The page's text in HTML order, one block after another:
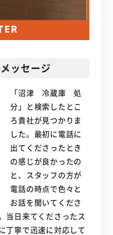
ッセージ
「沼津 冷蔵庫 処
分」と検索したとこ
ろ貴社が見つかりま
した。最初に電話に
出てくださったとき
の感じが良かったの
と、スタッフの方が
電話の時点で色々と
お話を聞いてくださ
当日来てくださったス
丁寧で迅速に対応して